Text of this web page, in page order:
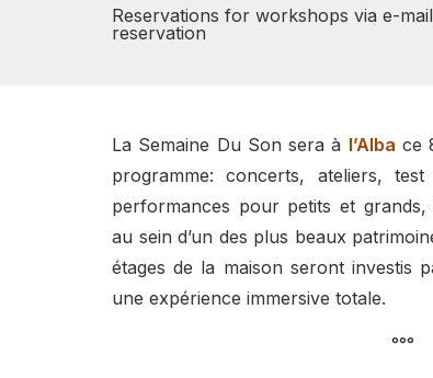
Reservations for workshops via e-
reservation
La Semaine Du Son sera à l’Alba ce
programme: concerts, ateliers,
performances pour petits et
au sein d’un des plus beaux
étages de la maison seront investis
une expérience immersive totale.
°°°